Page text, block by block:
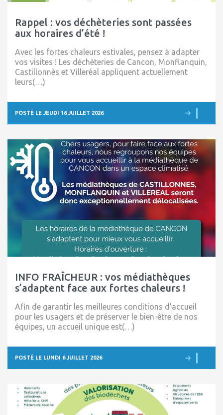
Rappel : vos déchèteries sont passées
aux horaires d’été !
Avec les fortes chaleurs estivales, pensez à adapter
vos visites ! Les déchèteries de Cancon, Monflanquin,
Castillonnès et Villeréal appliquent actuellement
leurs(…)
POSTÉ LE JEUDI 16 JUILLET 2026
INFO FRAÎCHEUR : vos médiathèques
s’adaptent face aux fortes chaleurs !
Afin de garantir les meilleures conditions d’accueil
pour les usagers et de préserver le bien-être de nos
équipes, un accueil unique est(…)
POSTÉ LE LUNDI 6 JUILLET 2026